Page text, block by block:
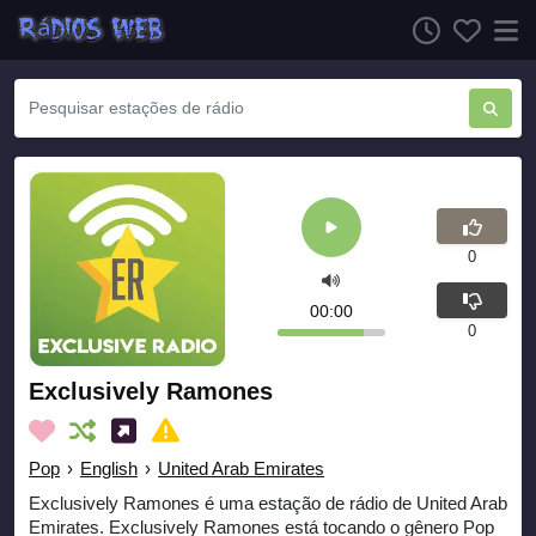
Exclusively Ramones
Pop › English › United Arab Emirates
Exclusively Ramones é uma estação de rádio de United Arab
Emirates. Exclusively Ramones está tocando o gênero Pop
00:00
0
0